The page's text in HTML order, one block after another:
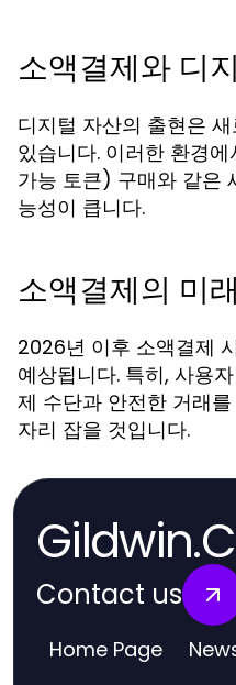
소액결제와 디
디지털 자산의 출현은
있습니다. 이러한 환경
가능 토큰) 구매와 같은
능성이 큽니다.
소액결제의 미
2026년 이후 소액결제
예상됩니다. 특히, 사용
제 수단과 안전한 거래
자리 잡을 것입니다.
Contact us
Home Page